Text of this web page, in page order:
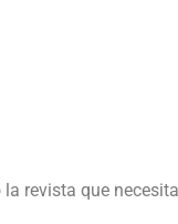
revista que